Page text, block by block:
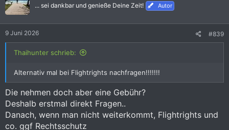
... sei dankbar und genieße Deine Zeit! Autor
9 Juni 2026 #839
Thaihunter schrieb:
Alternativ mal bei Flightrights nachfragen!!!!!!!
Die nehmen doch aber eine Gebühr?
Deshalb erstmal direkt Fragen..
Danach, wenn man nicht weiterkommt, Flightrights und
co. ggf Rechtsschutz